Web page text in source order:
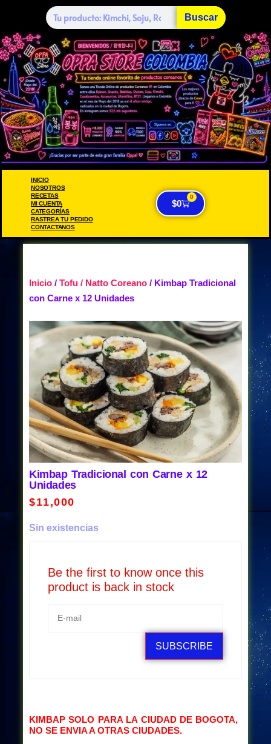
Buscar
INICIO
NOSOTROS
RECETAS
MI CUENTA
CATEGORÍAS
RASTREA TU PEDIDO
CONTACTANOS
$0
0
Inicio / Tofu / Natto Coreano / Kimbap Tradicional
con Carne x 12 Unidades
Kimbap Tradicional con Carne x 12
Unidades
$11,000
Sin existencias
Be the first to know once this
product is back in stock
SUBSCRIBE
KIMBAP SOLO PARA LA CIUDAD DE BOGOTA,
NO SE ENVIA A OTRAS CIUDADES.